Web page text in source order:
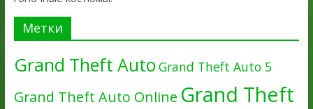
Метки
Grand Theft Auto Grand Theft Auto 5
Grand Theft Auto Online Grand Theft